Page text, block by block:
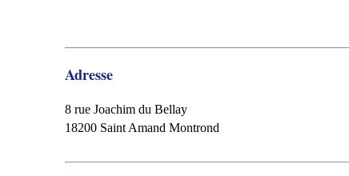
Adresse
8 rue Joachim du Bellay
18200 Saint Amand Montrond